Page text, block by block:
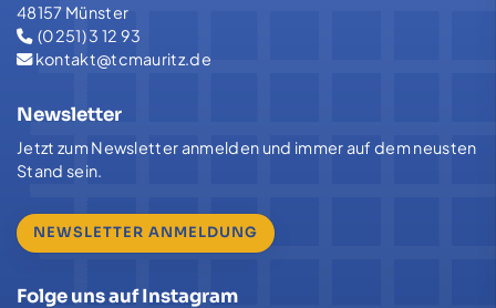
48157 Münster
(0251) 3 12 93
kontakt@tcmauritz.de
Newsletter
Jetzt zum Newsletter anmelden und immer auf dem neusten
Stand sein.
NEWSLETTER ANMELDUNG
Folge uns auf Instagram